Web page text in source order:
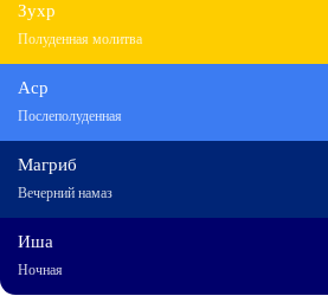
Зухр
Полуденная молитва
Аср
Послеполуденная
Магриб
Вечерний намаз
Иша
Ночная